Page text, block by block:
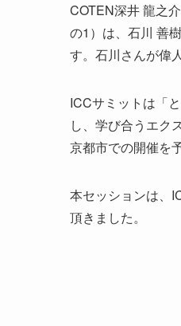
COTEN深井 龍之
の1）は、石川 善
す。石川さんが偉
ICCサミットは「
し、学び合うエク
京都市での開催を
本セッションは、
頂きました。